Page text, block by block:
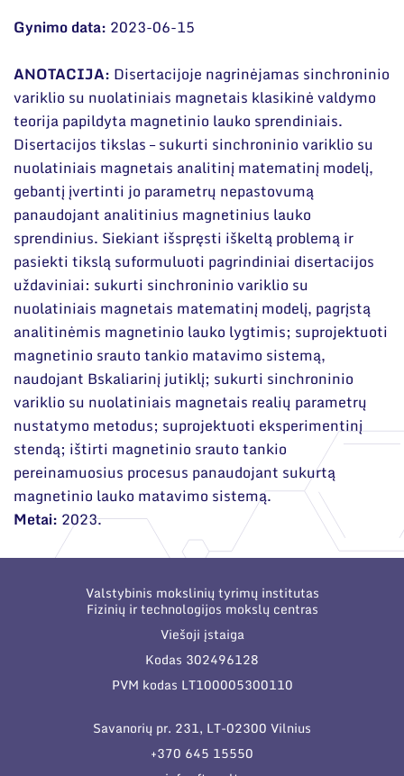
Dokumentai
Gynimo data: 2023-06-15
ANOTACIJA: Disertacijoje nagrinėjamas sinchroninio
variklio su nuolatiniais magnetais klasikinė valdymo
teorija papildyta magnetinio lauko sprendiniais.
Disertacijos tikslas – sukurti sinchroninio variklio su
nuolatiniais magnetais analitinį matematinį modelį,
gebantį įvertinti jo parametrų nepastovumą
panaudojant analitinius magnetinius lauko
sprendinius. Siekiant išspręsti iškeltą problemą ir
pasiekti tikslą suformuluoti pagrindiniai disertacijos
uždaviniai: sukurti sinchroninio variklio su
nuolatiniais magnetais matematinį modelį, pagrįstą
analitinėmis magnetinio lauko lygtimis; suprojektuoti
magnetinio srauto tankio matavimo sistemą,
naudojant Bskaliarinį jutiklį; sukurti sinchroninio
variklio su nuolatiniais magnetais realių parametrų
nustatymo metodus; suprojektuoti eksperimentinį
stendą; ištirti magnetinio srauto tankio
pereinamuosius procesus panaudojant sukurtą
magnetinio lauko matavimo sistemą.
Metai: 2023.
Valstybinis mokslinių tyrimų institutas
Fizinių ir technologijos mokslų centras
Viešoji įstaiga
Kodas 302496128
PVM kodas LT100005300110
Savanorių pr. 231, LT-02300 Vilnius
+370 645 15550